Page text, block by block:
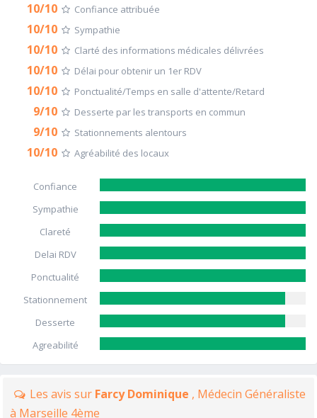
10/10 Confiance attribuée
10/10 Sympathie
10/10 Clarté des informations médicales délivrées
10/10 Délai pour obtenir un 1er RDV
10/10 Ponctualité/Temps en salle d'attente/Retard
9/10 Desserte par les transports en commun
9/10 Stationnements alentours
10/10 Agréabilité des locaux
Confiance
Sympathie
Clareté
Delai RDV
Ponctualité
Stationnement
Desserte
Agreabilité
Les avis sur Farcy Dominique , Médecin Généraliste
à Marseille 4ème